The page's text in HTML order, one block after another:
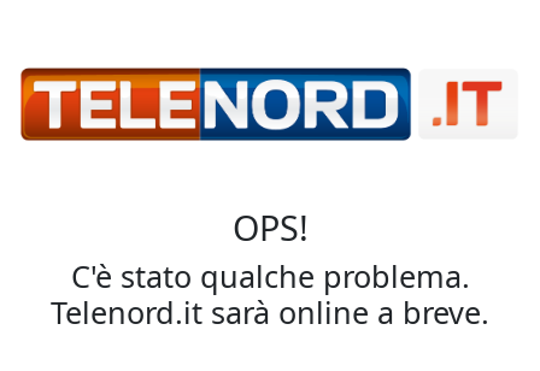
OPS!
C'è stato qualche problema.
Telenord.it sarà online a breve.